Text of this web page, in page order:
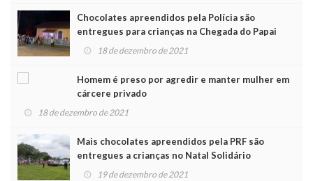
Chocolates apreendidos pela Polícia são
entregues para crianças na Chegada do Papai
Noel 18 de dezembro de 2021
Homem é preso por agredir e manter mulher em
cárcere privado
18 de dezembro de 2021
Mais chocolates apreendidos pela PRF são
entregues a crianças no Natal Solidário
19 de dezembro de 2021